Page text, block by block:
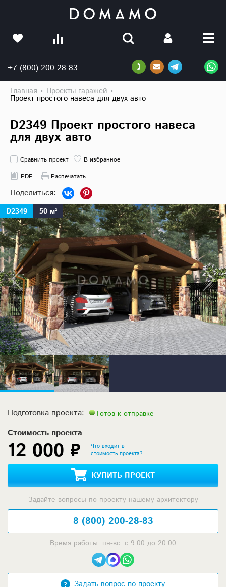
+7 (800) 200-28-83
Главная Проекты гаражей
Проект простого навеса для двух авто
D2349 Проект простого навеса
для двух авто
Сравнить проект
В избранное
PDF
Распечатать
D2349 50 м²
Подготовка проекта: Готов к отправке
Стоимость проекта
12 000 ₽
Что входит в
стоимость проекта?
КУПИТЬ ПРОЕКТ
Задайте вопросы по проекту нашему архитектору
8 (800) 200-28-83
Время работы: пн-вс: с 9:00 до 20:00
Задать вопрос по проекту